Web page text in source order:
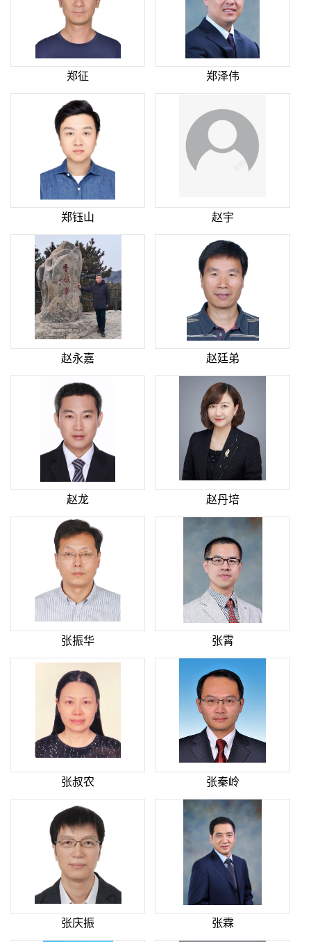
郑征 郑泽伟
郑钰山 赵宇
赵永嘉 赵廷弟
赵龙 赵丹培
张振华 张霄
张叔农 张秦岭
张庆振 张霖